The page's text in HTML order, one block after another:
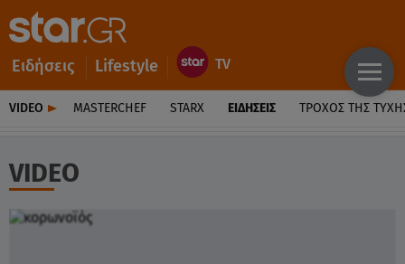
Ειδήσεις Lifestyle
VIDEO MASTERCHEF STARX ΕΙΔΉΣΕΙΣ ΤΡΟΧΌΣ ΤΗΣ
VIDEO